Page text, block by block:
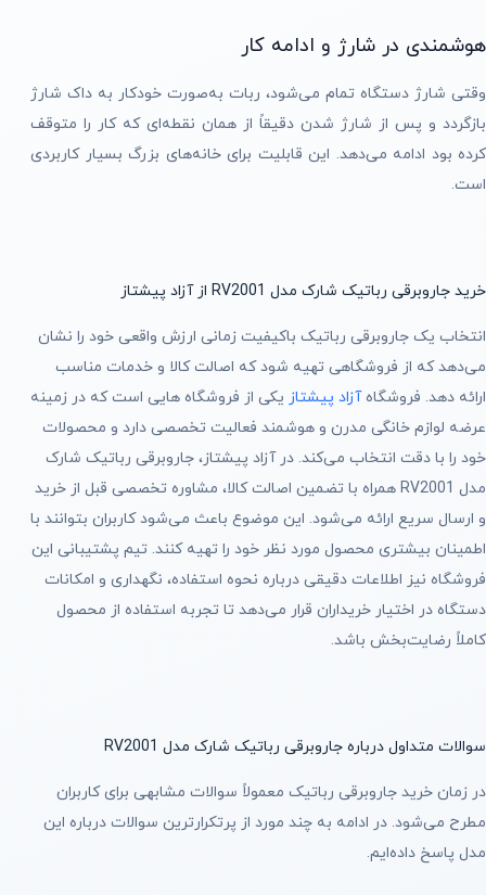
هوشمندی در شارژ و ادامه کار
وقتی شارژ دستگاه تمام می‌شود، ربات به‌صورت خودکار به داک شارژ
بازگردد و پس از شارژ شدن دقیقاً از همان نقطه‌ای که کار را متوقف
کرده بود ادامه می‌دهد. این قابلیت برای خانه‌های بزرگ بسیار کاربردی
است.
خرید جاروبرقی رباتیک شارک مدل RV2001 از آزاد پیشتاز
انتخاب یک جاروبرقی رباتیک باکیفیت زمانی ارزش واقعی خود را نشان
می‌دهد که از فروشگاهی تهیه شود که اصالت کالا و خدمات مناسب
ارائه دهد. فروشگاهآزاد پیشتاز یکی از فروشگاه هایی است که در زمینه
عرضه لوازم خانگی مدرن و هوشمند فعالیت تخصصی دارد و محصولات
خود را با دقت انتخاب می‌کند. در آزاد پیشتاز، جاروبرقی رباتیک شارک
مدل RV2001 همراه با تضمین اصالت کالا، مشاوره تخصصی قبل از خرید
و ارسال سریع ارائه می‌شود. این موضوع باعث می‌شود کاربران بتوانند با
اطمینان بیشتری محصول مورد نظر خود را تهیه کنند. تیم پشتیبانی این
فروشگاه نیز اطلاعات دقیقی درباره نحوه استفاده، نگهداری و امکانات
دستگاه در اختیار خریداران قرار می‌دهد تا تجربه استفاده از محصول
کاملاً رضایت‌بخش باشد.
سوالات متداول درباره جاروبرقی رباتیک شارک مدل RV2001
در زمان خرید جاروبرقی رباتیک معمولاً سوالات مشابهی برای کاربران
مطرح می‌شود. در ادامه به چند مورد از پرتکرارترین سوالات درباره این
مدل پاسخ داده‌ایم.